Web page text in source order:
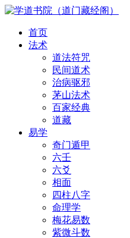
首页
法术
道法符咒
民间道术
治病驱邪
茅山法术
百家经典
道藏
易学
奇门遁甲
六壬
六爻
相面
四柱八字
命理学
梅花易数
紫微斗数